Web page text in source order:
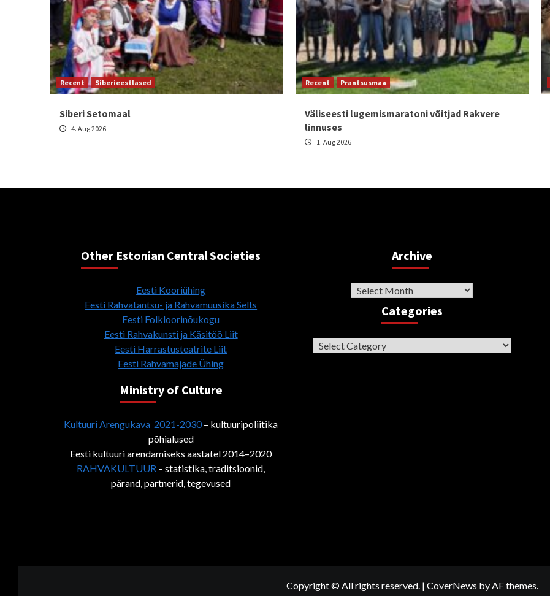
Recent Siberieestlased
Siberi Setomaal
4. Aug 2026
Recent Prantsusmaa
Väliseesti lugemismaratoni võitjad Rakvere
linnuses
1. Aug 2026
Other Estonian Central Societies
Eesti Kooriühing
Eesti Rahvatantsu- ja Rahvamuusika Selts
Eesti Folkloorinõukogu
Eesti Rahvakunsti ja Käsitöö Liit
Eesti Harrastusteatrite Liit
Eesti Rahvamajade Ühing
Ministry of Culture
Kultuuri Arengukava 2021-2030– kultuuripoliitika
põhialused
Eesti kultuuri arendamiseks aastatel 2014–2020
RAHVAKULTUUR – statistika, traditsioonid,
pärand, partnerid, tegevused
Archive
Archive
Categories
Categories
Copyright © All rights reserved. | CoverNews by AF themes.